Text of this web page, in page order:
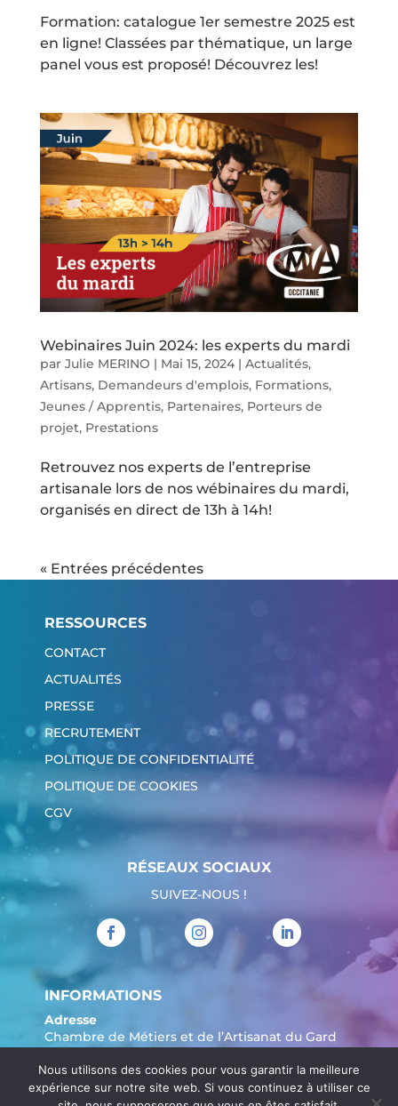
Formation: catalogue 1er semestre 2025 est
en ligne! Classées par thématique, un large
panel vous est proposé! Découvrez les!
Webinaires Juin 2024: les experts du mardi
par Julie MERINO | Mai 15, 2024| Actualités,
Artisans, Demandeurs d'emplois, Formations,
Jeunes / Apprentis, Partenaires, Porteurs de
projet, Prestations
Retrouvez nos experts de l’entreprise
artisanale lors de nos wébinaires du mardi,
organisés en direct de 13h à 14h!
« Entrées précédentes
RESSOURCES
CONTACT
ACTUALITÉS
PRESSE
RECRUTEMENT
POLITIQUE DE CONFIDENTIALITÉ
POLITIQUE DE COOKIES
CGV
RÉSEAUX SOCIAUX
SUIVEZ-NOUS !
INFORMATIONS
Adresse
Chambre de Métiers et de l’Artisanat du Gard
904 Avenue Marechal Juin
30908 Nîmes
Nous utilisons des cookies pour vous garantir la meilleure
expérience sur notre site web. Si vous continuez à utiliser ce